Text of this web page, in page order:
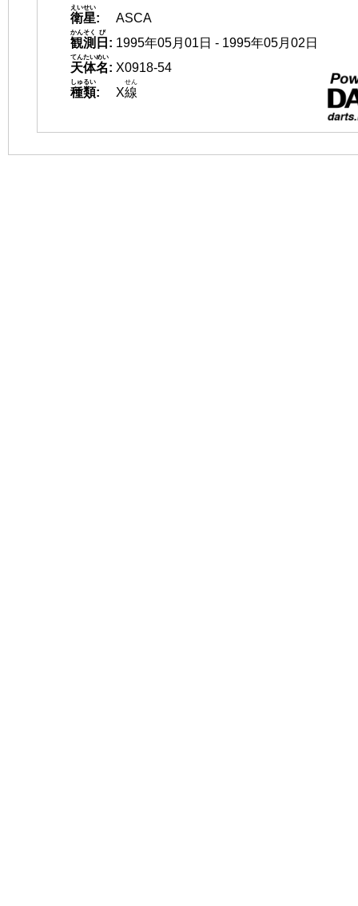
衛星
えいせい
:
ASCA
観測
かんそく
日
び
: 1995年05月01日 - 1995年05月02日
天体名
てんたいめい
: X0918-54
種類
しゅるい
: X線
せん